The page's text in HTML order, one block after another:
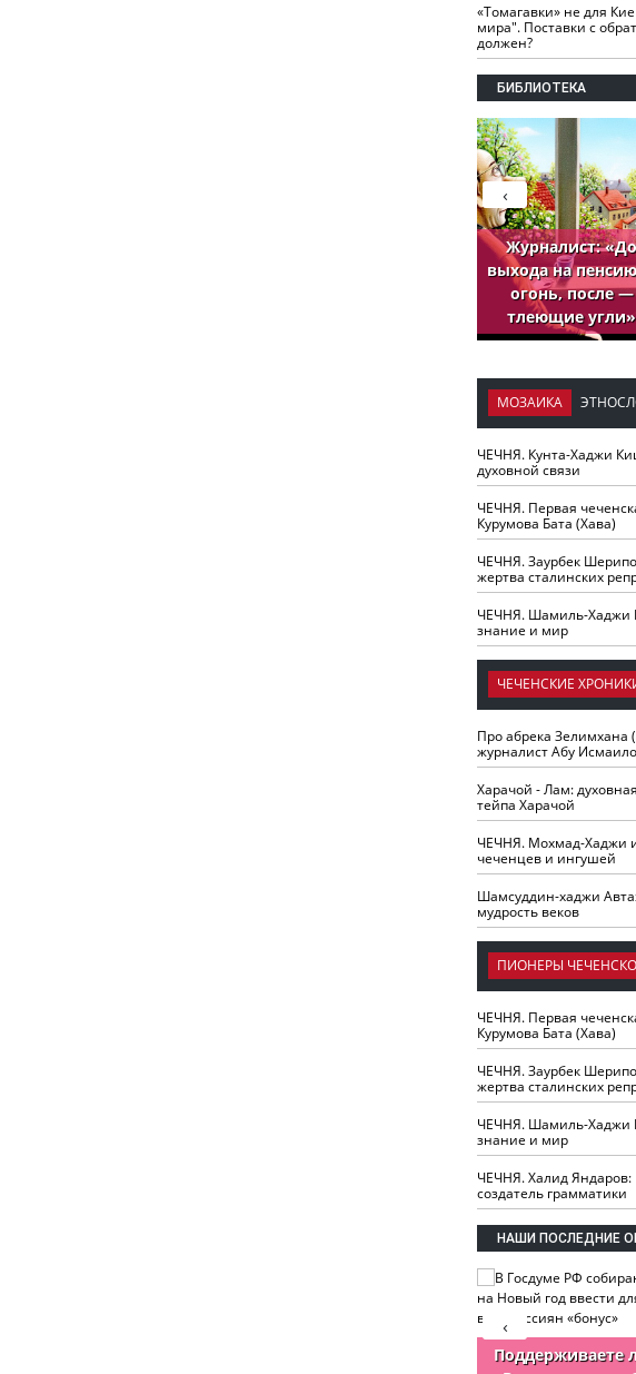
«Томагавки» не для
мира". Поставки с
должен?
БИБЛИОТЕКА
Журналист: «До
выхода на
огонь, после —
тлеющие угли»
‹
МОЗАИКА
ЧЕЧНЯ. Кунта-Хаджи
духовной связи
ЧЕЧНЯ. Первая
Курумова Бата (Хава)
ЧЕЧНЯ. Заурбек
жертва сталинских
ЧЕЧНЯ. Шамиль-Хаджи
знание и мир
ЧЕЧЕНСКИЕ
Про абрека Зелимхана
журналист Абу
Харачой - Лам:
тейпа Харачой
ЧЕЧНЯ. Мохмад-Хаджи
чеченцев и ингушей
Шамсуддин-хаджи
мудрость веков
ПИОНЕРЫ
ЧЕЧНЯ. Первая
Курумова Бата (Хава)
ЧЕЧНЯ. Заурбек
жертва сталинских
ЧЕЧНЯ. Шамиль-Хаджи
знание и мир
ЧЕЧНЯ. Халид Яндаров:
создатель грамматики
НАШИ ПОСЛЕДНИЕ
Поддерживаете
‹